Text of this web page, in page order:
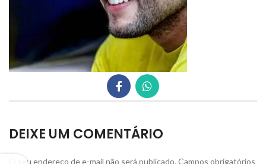
DEIXE UM COMENTÁRIO
O seu endereço de e-mail não será publicado. Campos obrigatórios